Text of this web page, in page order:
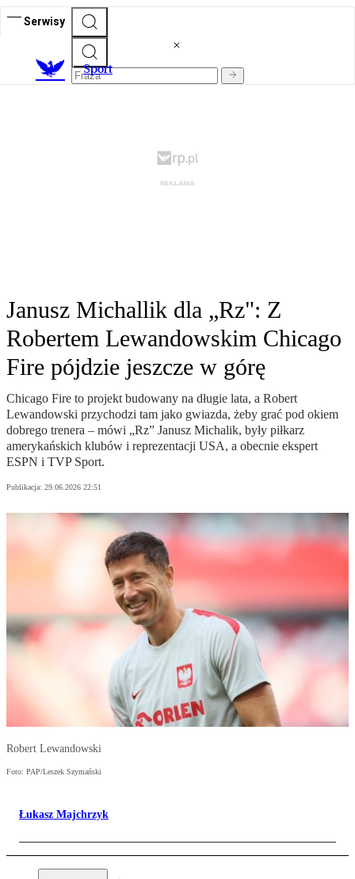
Serwisy
Sport
Janusz Michallik dla „Rz": Z
Robertem Lewandowskim Chicago
Fire pójdzie jeszcze w górę
Chicago Fire to projekt budowany na długie lata, a Robert
Lewandowski przychodzi tam jako gwiazda, żeby grać pod okiem
dobrego trenera – mówi „Rz” Janusz Michalik, były piłkarz
amerykańskich klubów i reprezentacji USA, a obecnie ekspert
ESPN i TVP Sport.
Publikacja: 29.06.2026 22:51
Robert Lewandowski
Foto: PAP/Leszek Szymański
Łukasz Majchrzyk